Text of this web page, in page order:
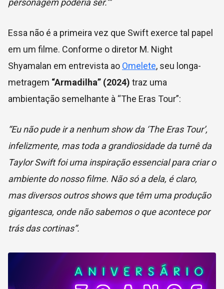
personagem poderia ser.’”
Essa não é a primeira vez que Swift exerce tal papel
em um filme. Conforme o diretor M. Night
Shyamalan em entrevista ao Omelete, seu longa-
metragem “Armadilha” (2024) traz uma
ambientação semelhante à “The Eras Tour”:
“Eu não pude ir a nenhum show da ‘The Eras Tour’,
infelizmente, mas toda a grandiosidade da turnê da
Taylor Swift foi uma inspiração essencial para criar o
ambiente do nosso filme. Não só a dela, é claro,
mas diversos outros shows que têm uma produção
gigantesca, onde não sabemos o que acontece por
trás das cortinas”.